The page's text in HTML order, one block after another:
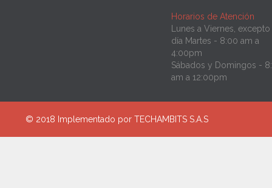
Horarios de Atención
Lunes a Viernes,
día Martes - 8:00 am a
4:00pm
Sábados y Domingos -
am a 12:00pm
© 2018 Implementado por TECHAMBITS S.A.S